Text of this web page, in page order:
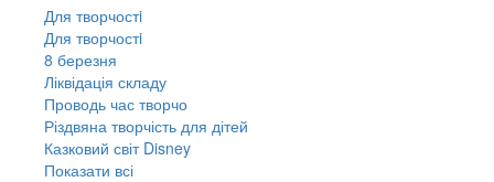
Для творчостi
Для творчостi
8 березня
Ліквідація складу
Проводь час творчо
Різдвяна творчість для дітей
Казковий світ Disney
Показати всі